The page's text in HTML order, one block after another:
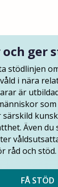
ger
stödlinjen
i nära
är
särskild
Även du
råd och stöd.
FÅ STÖD